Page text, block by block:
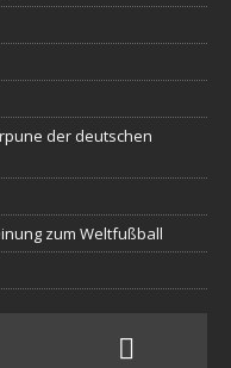
der deutschen
zum Weltfußball